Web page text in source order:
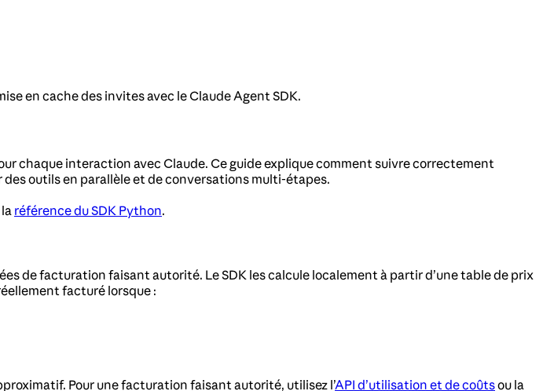
en cache des invites avec le Claude Agent SDK.
chaque interaction avec Claude. Ce guide explique comment suivre correctement
outils en parallèle et de conversations multi-étapes.
référence du SDK Python.
de facturation faisant autorité. Le SDK les calcule localement à partir d’une table de prix
facturé lorsque :
Pour une facturation faisant autorité, utilisez l’API d’utilisation et de coûtsou la